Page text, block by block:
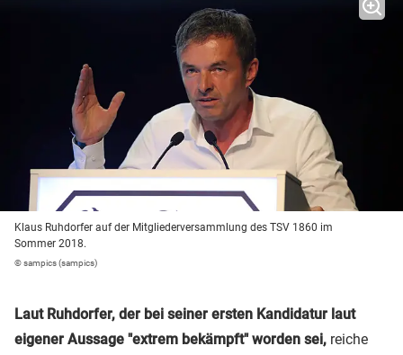
Klaus Ruhdorfer auf der Mitgliederversammlung des TSV 1860 im
Sommer 2018.
© sampics (sampics)
Laut Ruhdorfer, der bei seiner ersten Kandidatur laut
eigener Aussage "extrem bekämpft" worden sei, reiche